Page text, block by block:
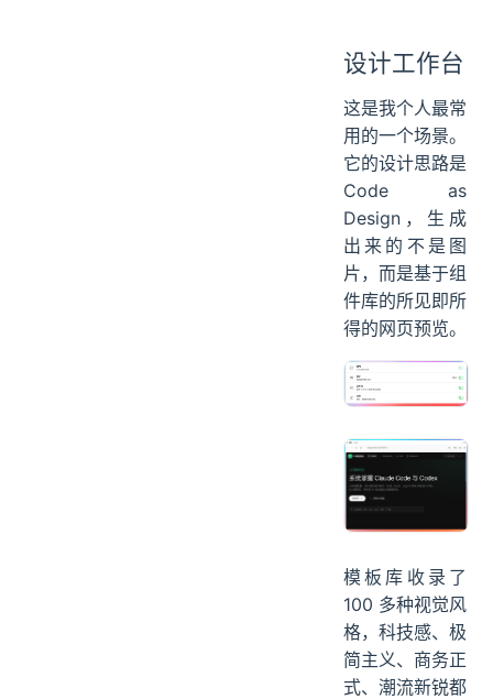
设计工作台
这是我个人最常
用的一个场景。
它的设计思路是
Code as
Design，生成
出来的不是图
片，而是基于组
件库的所见即所
得的网页预览。
模板库收录了
100 多种视觉风
格，科技感、极
简主义、商务正
式、潮流新锐都